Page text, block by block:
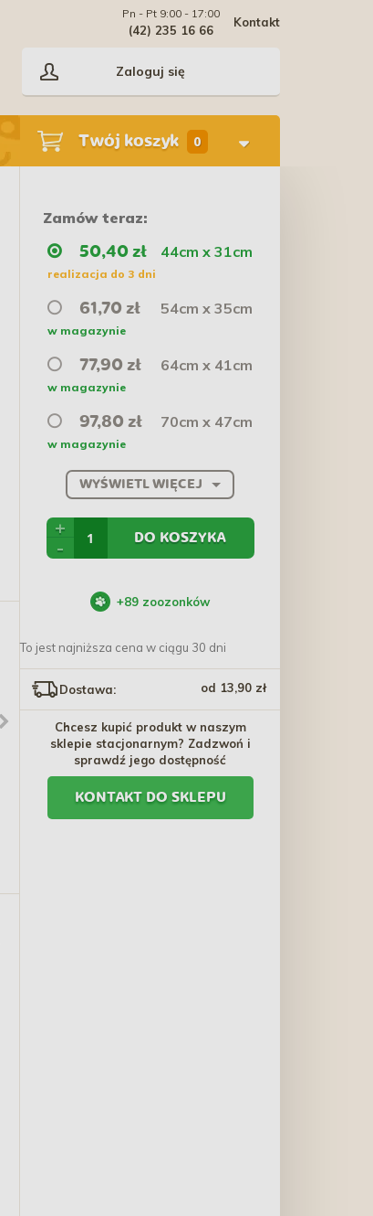
Kontakt
Pn - Pt 9:00 - 17:00
(42) 235 16 66
Zaloguj się
Twój koszyk 0
BRIT FRESH Fish &
Pumpkin Adult Large
Muscles & Joints
54,10 zł - 355,20 zł
TRIXIE Kosz na rower do
219,70 zł
Zamów teraz:
50,40 zł 44cm x 31cm
realizacja do 3 dni
61,70 zł 54cm x 35cm
w magazynie
77,90 zł 64cm x 41cm
w magazynie
97,80 zł 70cm x 47cm
w magazynie
WYŚWIETL WIĘCEJ
+
-
DO KOSZYKA
+89 zoozonków
To jest najniższa cena w ciągu 30 dni
Dostawa: od 13,90 zł
Chcesz kupić produkt w naszym
sklepie stacjonarnym? Zadzwoń i
sprawdź jego dostępność
KONTAKT DO SKLEPU